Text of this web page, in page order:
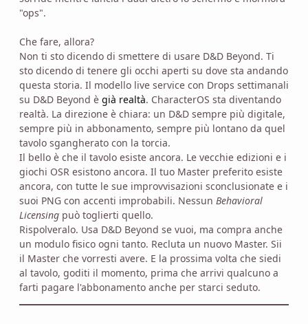
"ops".
Che fare, allora?
Non ti sto dicendo di smettere di usare D&D Beyond. Ti
sto dicendo di tenere gli occhi aperti su dove sta andando
questa storia. Il modello live service con Drops settimanali
su D&D Beyond è già realtà. CharacterOS sta diventando
realtà. La direzione è chiara: un D&D sempre più digitale,
sempre più in abbonamento, sempre più lontano da quel
tavolo sgangherato con la torcia.
Il bello è che il tavolo esiste ancora. Le vecchie edizioni e i
giochi OSR esistono ancora. Il tuo Master preferito esiste
ancora, con tutte le sue improvvisazioni sconclusionate e i
suoi PNG con accenti improbabili. Nessun Behavioral
Licensing può toglierti quello.
Rispolveralo. Usa D&D Beyond se vuoi, ma compra anche
un modulo fisico ogni tanto. Recluta un nuovo Master. Sii
il Master che vorresti avere. E la prossima volta che siedi
al tavolo, goditi il momento, prima che arrivi qualcuno a
farti pagare l'abbonamento anche per starci seduto.